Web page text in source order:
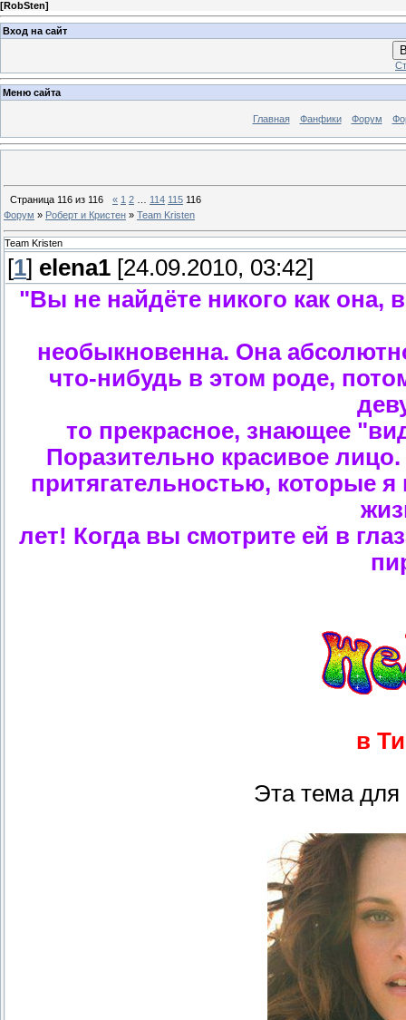
[RobSten]
Вход на сайт
Меню сайта
Главная Фанфики Форум
Страница 116 из 116 « 1 2 114 115 116
Форум » Роберт и Кристен » Team Kristen
Team Kristen
[1] elena1 [24.09.2010, 03:42]
"Вы не найдёте никого как она,
необыкновенна. Она
что-нибудь в этом роде,
то прекрасное, знающее
Поразительно красивое
притягательностью, которые
лет! Когда вы смотрите ей в
в
Эта тема